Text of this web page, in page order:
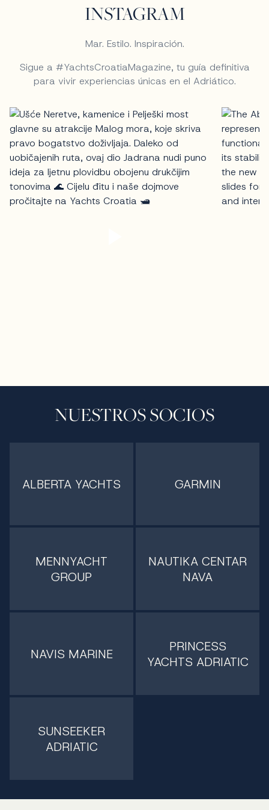
INSTAGRAM
Mar. Estilo. Inspiración.
Sigue a #YachtsCroatiaMagazine, tu guía definitiva
para vivir experiencias únicas en el Adriático.
NUESTROS SOCIOS
ALBERTA YACHTS GARMIN
MENNYACHT
GROUP
NAUTIKA CENTAR
NAVA
NAVIS MARINE
PRINCESS
YACHTS ADRIATIC
SUNSEEKER
ADRIATIC